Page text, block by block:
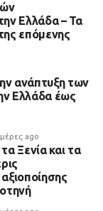
Ελλάδα – Τα
επόμενης
ανάπτυξη των
Ελλάδα έως
ago
Ξενία και τα